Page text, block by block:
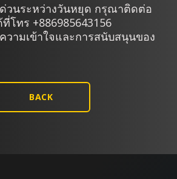
ด่วนระหว่างวันหยุด กรุณาติดต่อ
โทร +886985643156
ามเข้าใจและการสนับสนุนของ
BACK